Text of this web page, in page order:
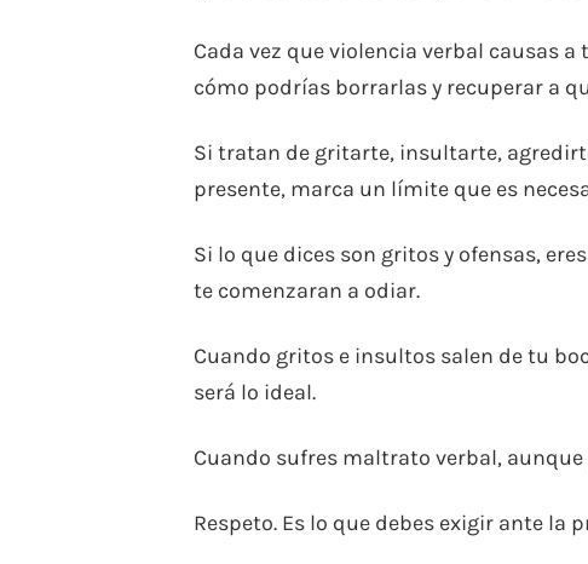
Cada vez que violencia verbal causas
cómo podrías borrarlas y recuperar a
Si tratan de gritarte, insultarte,
presente, marca un límite que es
Si lo que dices son gritos y ofensas,
te comenzaran a odiar.
Cuando gritos e insultos salen de tu
será lo ideal.
Cuando sufres maltrato verbal,
Respeto. Es lo que debes exigir ante la